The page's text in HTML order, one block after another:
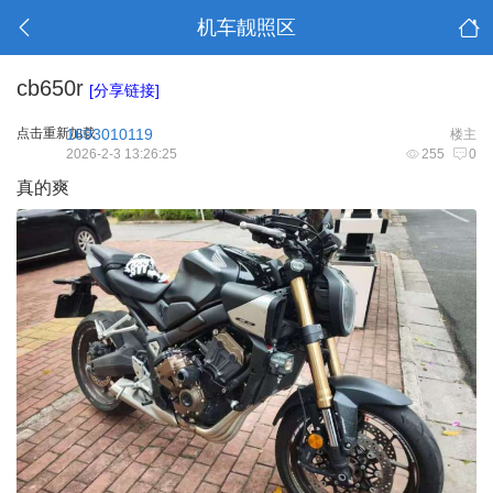
机车靓照区
cb650r [分享链接]
点击重新加载 楼主
1693010119
255 0
2026-2-3 13:26:25
真的爽